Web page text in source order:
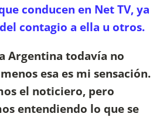
conducen en Net TV, ya
contagio a ella u otros.
Argentina todavía no
esa es mi sensación.
el noticiero, pero
entendiendo lo que se